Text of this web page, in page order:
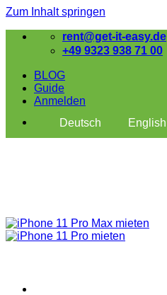
Zum Inhalt springen
rent@get-it-easy.de
+49 9323 938 71 00
BLOG
Guide
Anmelden
Deutsch
English